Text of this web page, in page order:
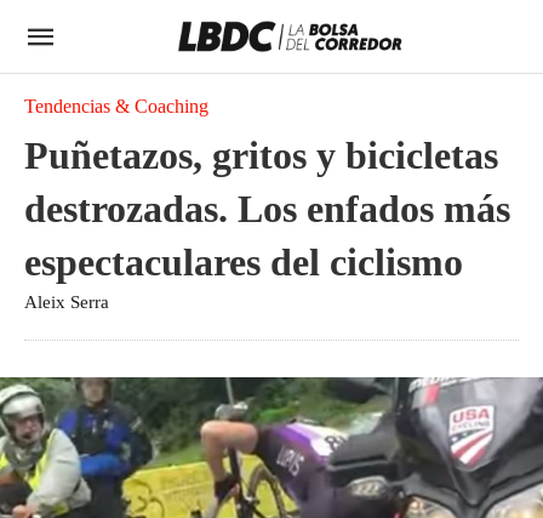
Tendencias & Coaching
Puñetazos, gritos y bicicletas
destrozadas. Los enfados más
espectaculares del ciclismo
Aleix Serra